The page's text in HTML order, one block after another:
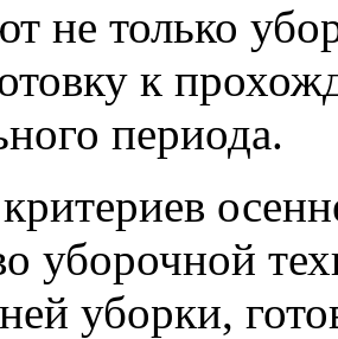
не только
к
периода.
уборочной
уборки,